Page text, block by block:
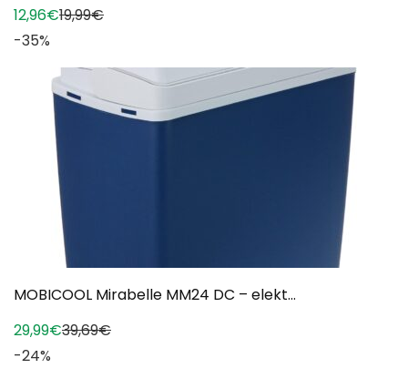
12,96€19,99€
-35%
MOBICOOL Mirabelle MM24 DC – elekt...
29,99€39,69€
-24%